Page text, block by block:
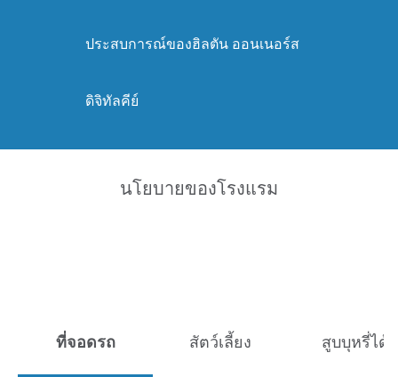
ประสบการณ์ของฮิลตัน ออนเนอร์ส
ดิจิทัลคีย์
นโยบายของโรงแรม
ที่จอดรถ สัตว์เลี้ยง สูบบุหรี่ได้